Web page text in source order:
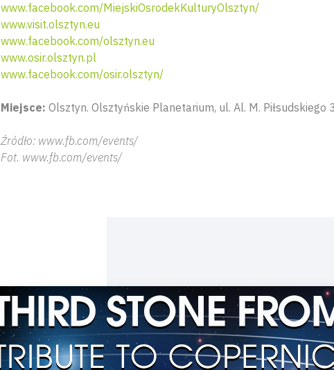
www.facebook.com/MiejskiOsrodekKulturyOlsztyn/
www.visit.olsztyn.eu
www.facebook.com/olsztyn.eu
www.osir.olsztyn.pl
www.facebook.com/osir.olsztyn/
Miejsce: Olsztyn. Olsztyńskie Planetarium, ul. Al. M. Piłsudskiego
Źródło: www.fb.com/events/
Fot. www.fb.com/events/